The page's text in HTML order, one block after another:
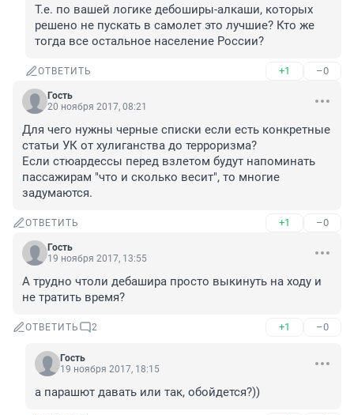
Т.е. по вашей логике дебоширы-алкаши, которых
решено не пускать в самолет это лучшие? Кто же
тогда все остальное население России?
ОТВЕТИТЬ +1 –0
Гость
20 ноября 2017, 08:21
Для чего нужны черные списки если есть конкретные
статьи УК от хулиганства до терроризма?
Если стюардессы перед взлетом будут напоминать
пассажирам "что и сколько весит", то многие
задумаются.
ОТВЕТИТЬ +1 –0
Гость
19 ноября 2017, 13:55
А трудно чтоли дебашира просто выкинуть на ходу и
не тратить время?
ОТВЕТИТЬ 2 +1 –0
Гость
19 ноября 2017, 18:15
а парашют давать или так, обойдется?))